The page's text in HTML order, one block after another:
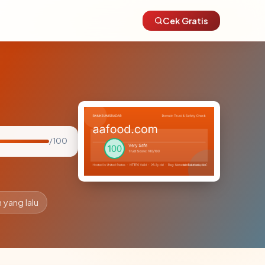
Cek Gratis
/ 100
yang lalu